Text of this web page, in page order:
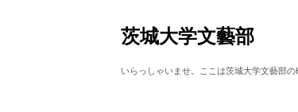
茨城大学文藝部
いらっしゃいませ。ここは茨城大学文藝部の